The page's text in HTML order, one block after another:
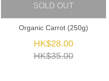
SOLD OUT
Organic Carrot (250g)
HK$28.00
HK$35.00